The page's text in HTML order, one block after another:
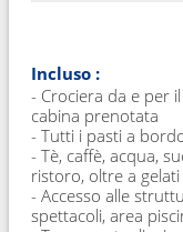
Incluso :
- Crociera da e per
cabina prenotata
- Tutti i pasti a
- Tè, caffè, acqua,
ristoro, oltre a gelati
- Accesso alle
spettacoli, area